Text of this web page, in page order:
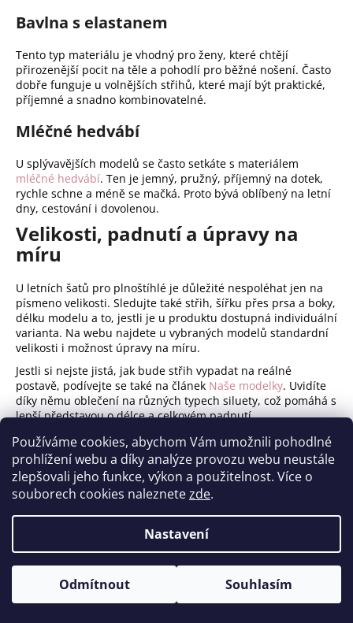
Používáme cookies, abychom Vám umožnili pohodlné
prohlížení webu a díky analýze provozu webu neustále
zlepšovali jeho funkce, výkon a použitelnost. Více o
souborech cookies naleznetezde.
Nastavení
Odmítnout Souhlasím
Bavlna s elastanem
Tento typ materiálu je vhodný pro ženy, které chtějí
přirozenější pocit na těle a pohodlí pro běžné nošení. Často
dobře funguje u volnějších střihů, které mají být praktické,
příjemné a snadno kombinovatelné.
Mléčné hedvábí
U splývavějších modelů se často setkáte s materiálem
mléčné hedvábí. Ten je jemný, pružný, příjemný na dotek,
rychle schne a méně se mačká. Proto bývá oblíbený na letní
dny, cestování i dovolenou.
Velikosti, padnutí a úpravy na
míru
U letních šatů pro plnoštíhlé je důležité nespoléhat jen na
písmeno velikosti. Sledujte také střih, šířku přes prsa a boky,
délku modelu a to, jestli je u produktu dostupná individuální
varianta. Na webu najdete u vybraných modelů standardní
velikosti i možnost úpravy na míru.
Jestli si nejste jistá, jak bude střih vypadat na reálné
postavě, podívejte se také na článek Naše modelky. Uvidíte
díky němu oblečení na různých typech siluety, což pomáhá s
lepší představou o délce a celkovém padnutí.
Časté dotazy
Jaké letní šaty pro plnoštíhlé bývají
nejpraktičtější?
Nejčastěji fungují modely, které mají pohodlný střih, nejsou
zbytečně upnuté a dobře se nosí i v teple. Výhodou bývá
splývavý materiál, rozumná délka a možnost vybrat si mezi
volnější nebo více ženskou siluetou.
Jsou lepší volné, nebo splývavé šaty?